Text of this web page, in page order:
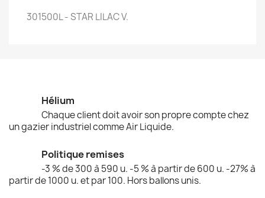
301500L - STAR LILAC V.
Hélium
Chaque client doit avoir son propre compte chez
un gazier industriel comme Air Liquide.
Politique remises
-3 % de 300 à 590 u. -5 % à partir de 600 u. -27% à
partir de 1000 u. et par 100. Hors ballons unis.